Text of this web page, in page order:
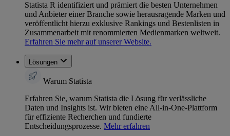
Statista R identifiziert und prämiert die besten Unternehmen
und Anbieter einer Branche sowie herausragende Marken und
veröffentlicht hierzu exklusive Rankings und Bestenlisten in
Zusammenarbeit mit renommierten Medienmarken weltweit.
Erfahren Sie mehr auf unserer Website.
Lösungen
Warum Statista
Erfahren Sie, warum Statista die Lösung für verlässliche
Daten und Insights ist. Wir bieten eine All-in-One-Plattform
für effiziente Recherchen und fundierte
Entscheidungsprozesse. Mehr erfahren